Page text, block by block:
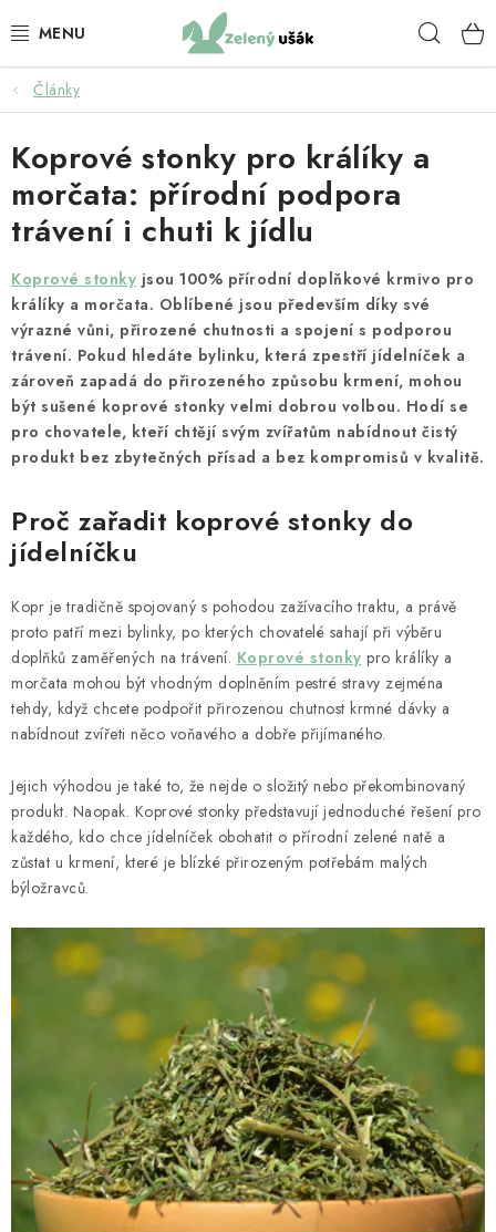
na
KRMIVO PRO KRÁLÍKY
BYLINKY PRO KRÁLÍKY
KRMIVO PRO ZDRAVÍ KRÁLÍKŮ
PAMLSKY PRO KRÁLÍKY
KRMIVO PRO MORČATA
BYLINKY PRO MORČATA
ČLÁNKY
DÁRKOVÝ POUKAZ
HODNOCENÍ OBCHODU
OBCHODNÍ PODMÍNKY
KONTAKTY
Moje objednávka Dárkový poukaz
Hodnocení obchodu
Napište nám
Články
Koprové stonky pro králíky a
morčata: přírodní podpora
trávení i chuti k jídlu
Koprové stonky jsou 100% přírodní doplňkové krmivo pro
králíky a morčata. Oblíbené jsou především díky své
výrazné vůni, přirozené chutnosti a spojení s podporou
trávení. Pokud hledáte bylinku, která zpestří jídelníček a
zároveň zapadá do přirozeného způsobu krmení, mohou
být sušené koprové stonky velmi dobrou volbou. Hodí se
pro chovatele, kteří chtějí svým zvířatům nabídnout čistý
produkt bez zbytečných přísad a bez kompromisů v kvalitě.
Proč zařadit koprové stonky do
jídelníčku
Kopr je tradičně spojovaný s pohodou zažívacího traktu, a právě
proto patří mezi bylinky, po kterých chovatelé sahají při výběru
doplňků zaměřených na trávení. Koprové stonky pro králíky a
morčata mohou být vhodným doplněním pestré stravy zejména
tehdy, když chcete podpořit přirozenou chutnost krmné dávky a
nabídnout zvířeti něco voňavého a dobře přijímaného.
Jejich výhodou je také to, že nejde o složitý nebo překombinovaný
produkt. Naopak. Koprové stonky představují jednoduché řešení pro
každého, kdo chce jídelníček obohatit o přírodní zelené natě a
zůstat u krmení, které je blízké přirozeným potřebám malých
býložravců.